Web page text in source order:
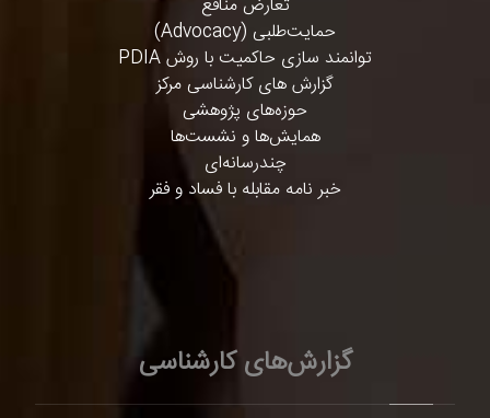
تعارض منافع
حمایت‌طلبی (Advocacy)
توانمند سازی حاکمیت با روش PDIA
گزارش های کارشناسی مرکز
حوزه‌های پژوهشی
همایش‌ها و نشست‌ها
چندرسانه‌ای
خبر نامه مقابله با فساد و فقر
گزارش‌های کارشناسی